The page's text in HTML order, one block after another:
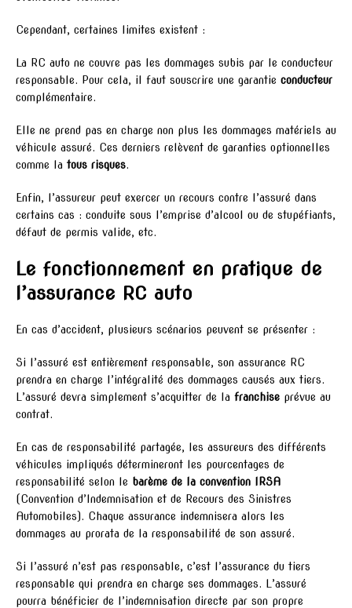
Cependant, certaines limites existent :
La RC auto ne couvre pas les dommages subis par le conducteur
responsable. Pour cela, il faut souscrire une garantie conducteur
complémentaire.
Elle ne prend pas en charge non plus les dommages matériels au
véhicule assuré. Ces derniers relèvent de garanties optionnelles
comme la tous risques.
Enfin, l’assureur peut exercer un recours contre l’assuré dans
certains cas : conduite sous l’emprise d’alcool ou de stupéfiants,
défaut de permis valide, etc.
Le fonctionnement en pratique de
l’assurance RC auto
En cas d’accident, plusieurs scénarios peuvent se présenter :
Si l’assuré est entièrement responsable, son assurance RC
prendra en charge l’intégralité des dommages causés aux tiers.
L’assuré devra simplement s’acquitter de la franchise prévue au
contrat.
En cas de responsabilité partagée, les assureurs des différents
véhicules impliqués détermineront les pourcentages de
responsabilité selon le barème de la convention IRSA
(Convention d’Indemnisation et de Recours des Sinistres
Automobiles). Chaque assurance indemnisera alors les
dommages au prorata de la responsabilité de son assuré.
Si l’assuré n’est pas responsable, c’est l’assurance du tiers
responsable qui prendra en charge ses dommages. L’assuré
pourra bénéficier de l’indemnisation directe par son propre